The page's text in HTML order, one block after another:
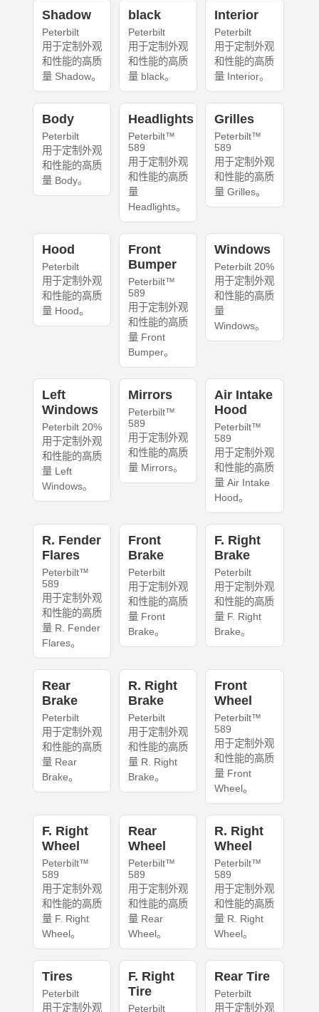
Shadow
Peterbilt
用于定制外观
和性能的高质
量 Shadow。
black
Peterbilt
用于定制外观
和性能的高质
量 black。
Interior
Peterbilt
用于定制外观
和性能的高质
量 Interior。
Body
Peterbilt
用于定制外观
和性能的高质
量 Body。
Headlights
Peterbilt™
589
用于定制外观
和性能的高质
量
Headlights。
Grilles
Peterbilt™
589
用于定制外观
和性能的高质
量 Grilles。
Hood
Peterbilt
用于定制外观
和性能的高质
量 Hood。
Front
Bumper
Peterbilt™
589
用于定制外观
和性能的高质
量 Front
Bumper。
Windows
Peterbilt 20%
用于定制外观
和性能的高质
量
Windows。
Left
Windows
Peterbilt 20%
用于定制外观
和性能的高质
量 Left
Windows。
Mirrors
Peterbilt™
589
用于定制外观
和性能的高质
量 Mirrors。
Air Intake
Hood
Peterbilt™
589
用于定制外观
和性能的高质
量 Air Intake
Hood。
R. Fender
Flares
Peterbilt™
589
用于定制外观
和性能的高质
量 R. Fender
Flares。
Front
Brake
Peterbilt
用于定制外观
和性能的高质
量 Front
Brake。
F. Right
Brake
Peterbilt
用于定制外观
和性能的高质
量 F. Right
Brake。
Rear
Brake
Peterbilt
用于定制外观
和性能的高质
量 Rear
Brake。
R. Right
Brake
Peterbilt
用于定制外观
和性能的高质
量 R. Right
Brake。
Front
Wheel
Peterbilt™
589
用于定制外观
和性能的高质
量 Front
Wheel。
F. Right
Wheel
Peterbilt™
589
用于定制外观
和性能的高质
量 F. Right
Wheel。
Rear
Wheel
Peterbilt™
589
用于定制外观
和性能的高质
量 Rear
Wheel。
R. Right
Wheel
Peterbilt™
589
用于定制外观
和性能的高质
量 R. Right
Wheel。
Tires
Peterbilt
用于定制外观
F. Right
Tire
Peterbilt
Rear Tire
Peterbilt
用于定制外观